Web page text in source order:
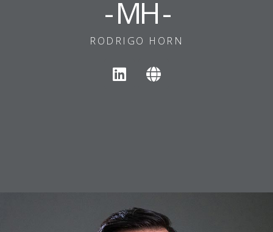
- MH -
RODRIGO HORN